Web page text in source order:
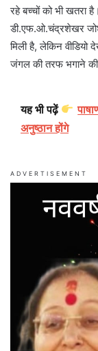
रहे बच्चों को भी खतरा
डी.एफ.ओ.चंद्रशेखर
मिली है, लेकिन वीडियो
जंगल की तरफ भगाने की
यह भी पढ़ें
अनुष्ठान होंगे
ADVERTISEMENT